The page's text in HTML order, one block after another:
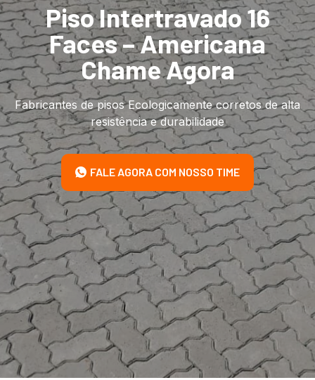
Piso Intertravado 16
Faces – Americana
Chame Agora
Fabricantes de pisos Ecologicamente corretos de alta
resistência e durabilidade
FALE AGORA COM NOSSO TIME